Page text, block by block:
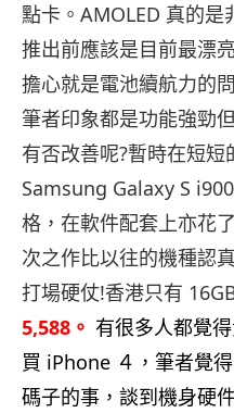
點卡。AMOLED 真的
推出前應該是目前最漂
擔心就是電池續航力的
筆者印象都是功能強勁
有否改善呢?暫時在短短
Samsung Galaxy S
格，在軟件配套上亦花
次之作比以往的機種認
打場硬仗!香港只有
5,588。 有很多人都覺
買 iPhone ４，筆者覺
碼子的事，談到機身硬